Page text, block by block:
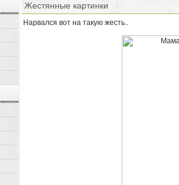
Жестянные картинки
Нарвался вот на такую жесть..